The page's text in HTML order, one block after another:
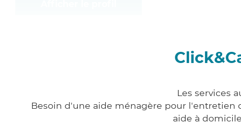
Les services
Besoin d'une aide ménagère pour l'entretien
aide à